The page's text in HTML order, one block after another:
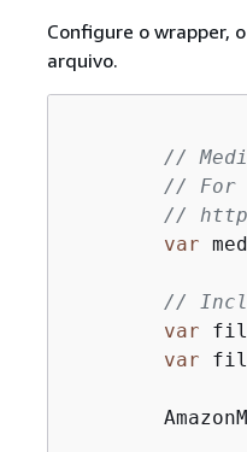
Configure o wrapper,
arquivo.
//
// For
//
var
//
var
var